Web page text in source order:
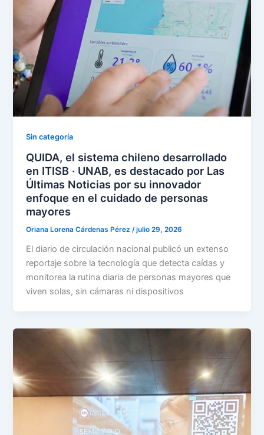
Sin categoría
QUIDA, el sistema chileno desarrollado
en ITISB · UNAB, es destacado por Las
Últimas Noticias por su innovador
enfoque en el cuidado de personas
mayores
Oriana Lorena Cárdenas Pérez/julio 29, 2026
El diario de circulación nacional publicó un extenso
reportaje sobre la tecnología que detecta caídas y
monitorea la rutina diaria de personas mayores que
viven solas, sin cámaras ni dispositivos